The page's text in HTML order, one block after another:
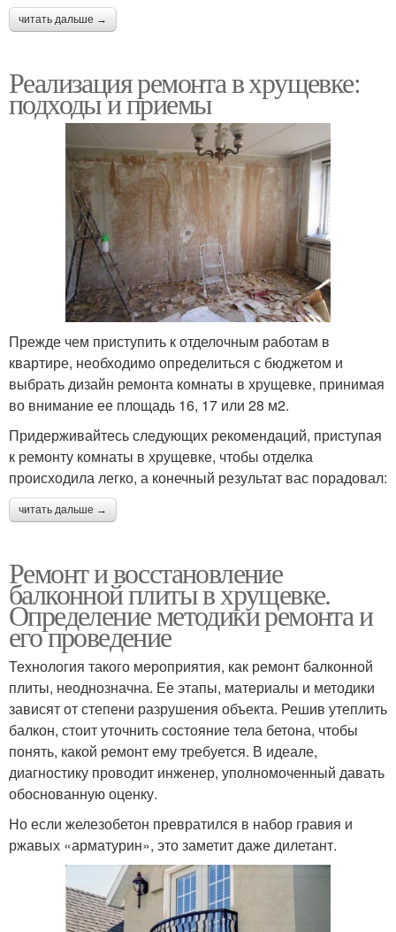
читать дальше →
Реализация ремонта в хрущевке:
подходы и приемы
Прежде чем приступить к отделочным работам в
квартире, необходимо определиться с бюджетом и
выбрать дизайн ремонта комнаты в хрущевке, принимая
во внимание ее площадь 16, 17 или 28 м2.
Придерживайтесь следующих рекомендаций, приступая
к ремонту комнаты в хрущевке, чтобы отделка
происходила легко, а конечный результат вас порадовал:
читать дальше →
Ремонт и восстановление
балконной плиты в хрущевке.
Определение методики ремонта и
его проведение
Технология такого мероприятия, как ремонт балконной
плиты, неоднозначна. Ее этапы, материалы и методики
зависят от степени разрушения объекта. Решив утеплить
балкон, стоит уточнить состояние тела бетона, чтобы
понять, какой ремонт ему требуется. В идеале,
диагностику проводит инженер, уполномоченный давать
обоснованную оценку.
Но если железобетон превратился в набор гравия и
ржавых «арматурин», это заметит даже дилетант.